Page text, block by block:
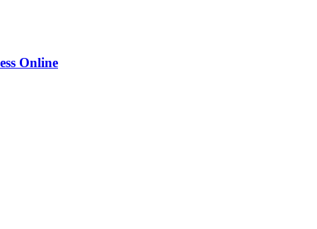
Online